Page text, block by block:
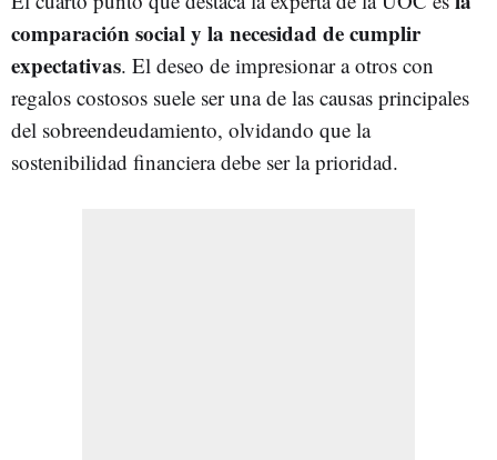
comparación social y la necesidad de cumplir
expectativas. El deseo de impresionar a otros con
regalos costosos suele ser una de las causas principales
del sobreendeudamiento, olvidando que la
sostenibilidad financiera debe ser la prioridad.